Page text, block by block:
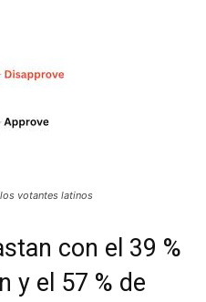
votantes latinos
con el 39 %
y el 57 % de